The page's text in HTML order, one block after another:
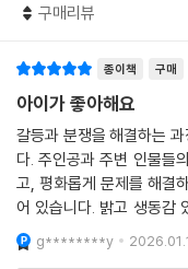
작가 김영진이 이 이야기
갖 모험 동화를 재현(?)하
이터였지요. 하지만 요즘
산하기만 했습니다. 그 한
다시 깨웠지요.
학교나 유치원에서 돌아와
디에 가 있는 걸까요? 꿀꺽
로 여기며 미움 에너지를
구매리뷰
종이책 구매
아이가 좋아해요
갈등과 분쟁을 해결하는
다. 주인공과 주변 인물들
고, 평화롭게 문제를 해결
어 있습니다. 밝고 생동감
집중력을 높이며, 공감과
조절을 배우고자 하
g********y